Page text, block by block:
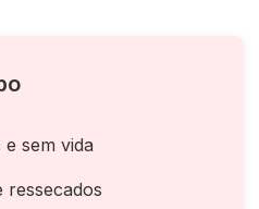
sem vida
ressecados